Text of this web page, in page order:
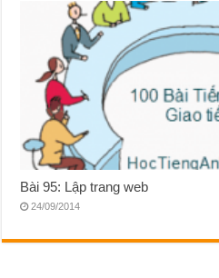
Bài 95: Lập trang web
24/09/2014